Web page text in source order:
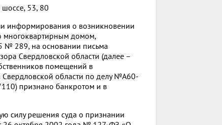
53, 80
информирования о возникновении
многоквартирным домом,
№ 289, на основании письма
Свердловской области (далее –
помещений в
области по делу №А60-
признано банкротом и в
силу решения суда о признании